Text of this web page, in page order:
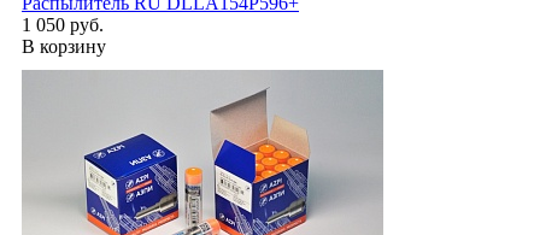
1 050 руб.
В корзину